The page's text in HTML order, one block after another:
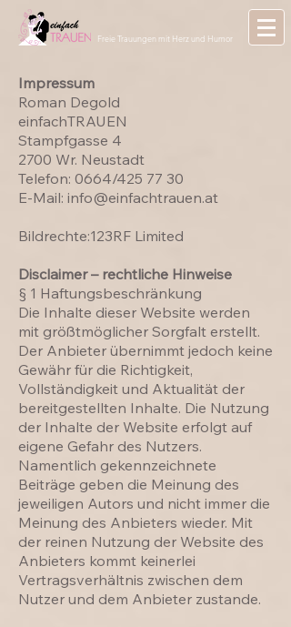
Freie Trauungen mit Herz und Humor
Impressum
Roman Degold
einfachTRAUEN
Stampfgasse 4
2700 Wr. Neustadt
Telefon: 0664/425 77 30
E-Mail: info@einfachtrauen.at
Bildrechte:123RF Limited
Disclaimer – rechtliche Hinweise
§ 1 Haftungsbeschränkung
Die Inhalte dieser Website werden
mit größtmöglicher Sorgfalt erstellt.
Der Anbieter übernimmt jedoch keine
Gewähr für die Richtigkeit,
Vollständigkeit und Aktualität der
bereitgestellten Inhalte. Die Nutzung
der Inhalte der Website erfolgt auf
eigene Gefahr des Nutzers.
Namentlich gekennzeichnete
Beiträge geben die Meinung des
jeweiligen Autors und nicht immer die
Meinung des Anbieters wieder. Mit
der reinen Nutzung der Website des
Anbieters kommt keinerlei
Vertragsverhältnis zwischen dem
Nutzer und dem Anbieter zustande.